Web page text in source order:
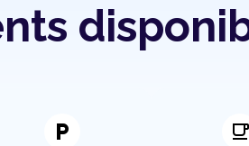
local_parking local_cafe